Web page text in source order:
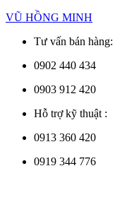
VŨ HỒNG MINH
Tư vấn bán hàng:
0902 440 434
0903 912 420
Hỗ trợ kỹ thuật :
0913 360 420
0919 344 776